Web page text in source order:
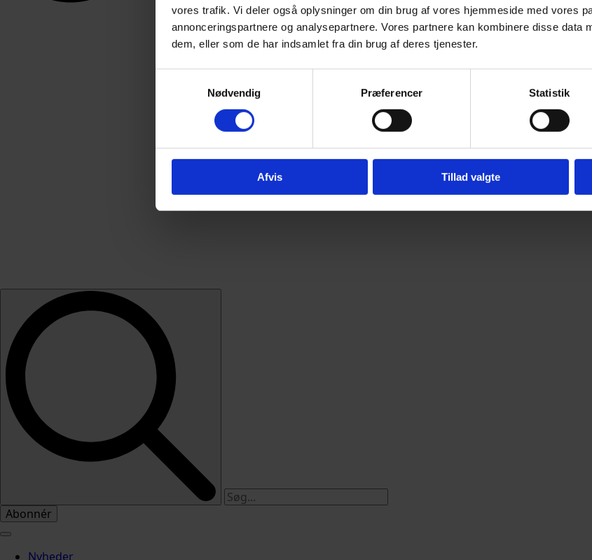
vores trafik. Vi deler også oplysninger om din brug af vores hjemmeside med vores
annonceringspartnere og analysepartnere. Vores partnere kan kombinere disse data
dem, eller som de har indsamlet fra din brug af deres tjenester.
Nødvendig
Præferencer Statistik
Afvis Tillad valgte
Abonnér
Nyheder